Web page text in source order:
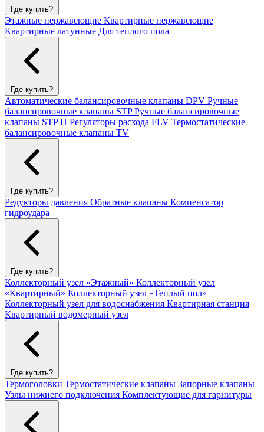
Где купить?
Этажные нержавеющие Квартирные нержавеющие
Квартирные латунные Для теплого пола
Где купить?
Автоматические балансировочные клапаны DPV Ручные
балансировочные клапаны STPРучные балансировочные
клапаны STP H Регуляторы расхода FLV Термостатические
балансировочные клапаны TV
Где купить?
Редукторы давления Обратные клапаны Компенсатор
гидроудара
Где купить?
Коллекторный узел «Этажный» Коллекторный узел
«Квартирный» Коллекторный узел «Теплый пол»
Коллекторный узел для водоснабжения Квартирная станция
Квартирный водомерный узел
Где купить?
Термоголовки Термостатические клапаны Запорные клапаны
Узлы нижнего подключения Комплектующие для гарнитуры